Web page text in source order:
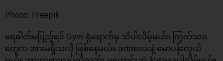
Photo: Freepik
ရေဓါတ်မပြည့်ရင် Gym ရုံရောက်မှ သိပါလိမ့်မယ်။ ကြွက်သား
တွေက အားမရှိသလို ဖြစ်နေမယ်။ ခဏလေးနဲ့ မောပန်းလွယ်